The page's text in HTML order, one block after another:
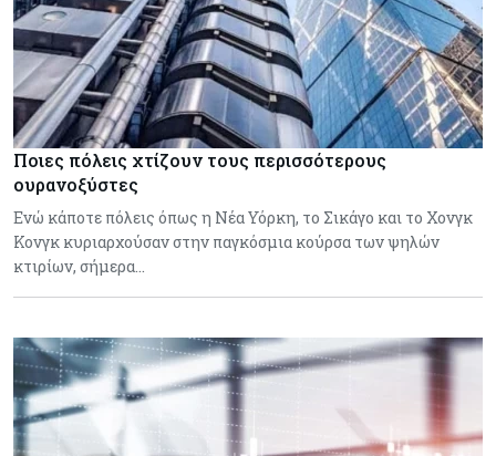
Ποιες πόλεις χτίζουν τους περισσότερους
ουρανοξύστες
Ενώ κάποτε πόλεις όπως η Νέα Υόρκη, το Σικάγο και το Χονγκ
Κονγκ κυριαρχούσαν στην παγκόσμια κούρσα των ψηλών
κτιρίων, σήμερα…